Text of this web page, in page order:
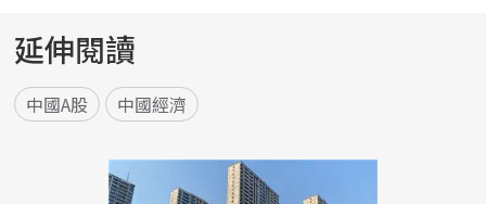
延伸閱讀
中國A股 中國經濟